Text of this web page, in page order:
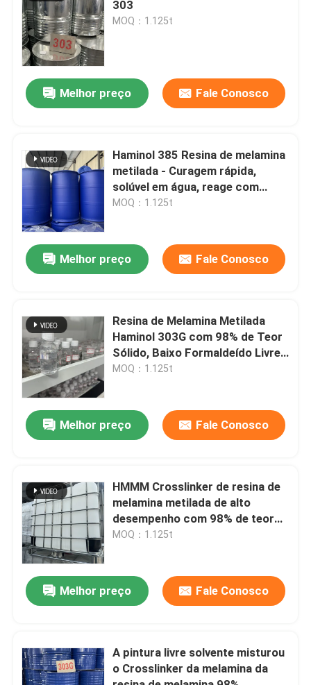
Produtos
Vídeos
Quem Somos
Controle de Qualidade
Fale Conosco
notícias
Pedir um orçamento
303
MOQ：1.125t
Melhor preço Fale Conosco
Haminol 385 Resina de melamina
metilada - Curagem rápida,
solúvel em água, reage com
grupos hidroxilo e carboxilo
MOQ：1.125t
Melhor preço Fale Conosco
Resina de Melamina Metilada
Haminol 303G com 98% de Teor
Sólido, Baixo Formaldeído Livre
e Alta Viscosidade para
MOQ：1.125t
Melhor preço Fale Conosco
HMMM Crosslinker de resina de
melamina metilada de alto
desempenho com 98% de teor
sólido, incolor e transparente,
MOQ：1.125t
Melhor preço Fale Conosco
A pintura livre solvente misturou
o Crosslinker da melamina da